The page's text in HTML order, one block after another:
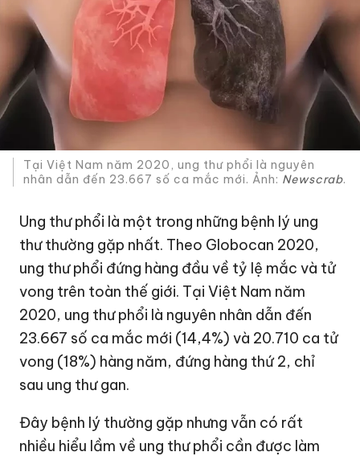
Tại Việt Nam năm 2020, ung thư phổi là nguyên
nhân dẫn đến 23.667 số ca mắc mới. Ảnh: Newscrab.
Ung thưphổi là một trong những bệnh lý ung
thư thường gặp nhất. Theo Globocan 2020,
ung thư phổi đứng hàng đầu về tỷ lệ mắc và tử
vong trên toàn thế giới. Tại Việt Nam năm
2020, ung thư phổi là nguyên nhân dẫn đến
23.667 số ca mắc mới (14,4%) và 20.710 ca tử
vong (18%) hàng năm, đứng hàng thứ 2, chỉ
sau ung thư gan.
Đây bệnh lý thường gặp nhưng vẫn có rất
nhiều hiểu lầm về ung thư phổi cần được làm